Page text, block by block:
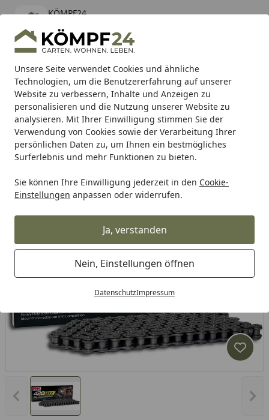
Unsere Seite verwendet Cookies und ähnliche
Technologien, um die Benutzererfahrung auf unserer
Website zu verbessern, Inhalte und Anzeigen zu
personalisieren und die Nutzung unserer Website zu
analysieren. Mit Ihrer Einwilligung stimmen Sie der
Verwendung von Cookies sowie der Verarbeitung Ihrer
persönlichen Daten zu, um Ihnen ein bestmögliches
Surferlebnis und mehr Funktionen zu bieten.
Sie können Ihre Einwilligung jederzeit in den Cookie-
Einstellungen anpassen oder widerrufen.
Ja, verstanden
Nein, Einstellungen öffnen
DatenschutzImpressum
KÖMPF24
kostenlos - Im App Store
Hotline
Alle Produkte
Mein Konto
Suchen
Karibu Pools inkl. gratis Sandfilteranlage & Pool-
Starterset (Gesamtwert bis 468,99€)
Startseite
RK Rk Motorradkette RK Kette 420MXZ 124 Glieder
RK Kette 420MXZ 124 Glieder
Vorheriges Bild anzeigen